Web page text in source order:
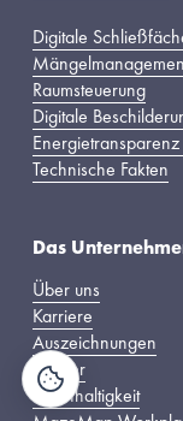
Digitale
Raumsteuerung
Digitale
Technische Fakten
Das
Über uns
Karriere
Auszeichnungen
Partner
Nachhaltigkeit